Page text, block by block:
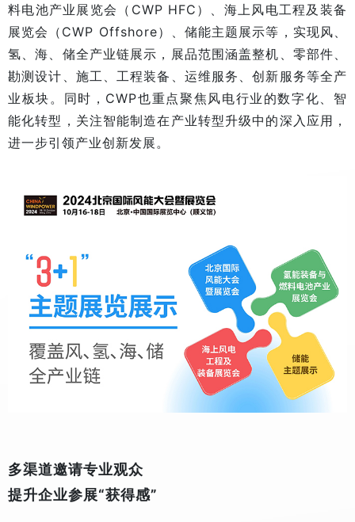
料电池产业展览会（CWP HFC）、海上风电工程及装备
展览会（CWP Offshore）、储能主题展示等，实现风、
氢、海、储全产业链展示，展品范围涵盖整机、零部件、
勘测设计、施工、工程装备、运维服务、创新服务等全产
业板块。同时，CWP也重点聚焦风电行业的数字化、智
能化转型，关注智能制造在产业转型升级中的深入应用，
进一步引领产业创新发展。
多渠道邀请专业观众
提升企业参展“获得感”